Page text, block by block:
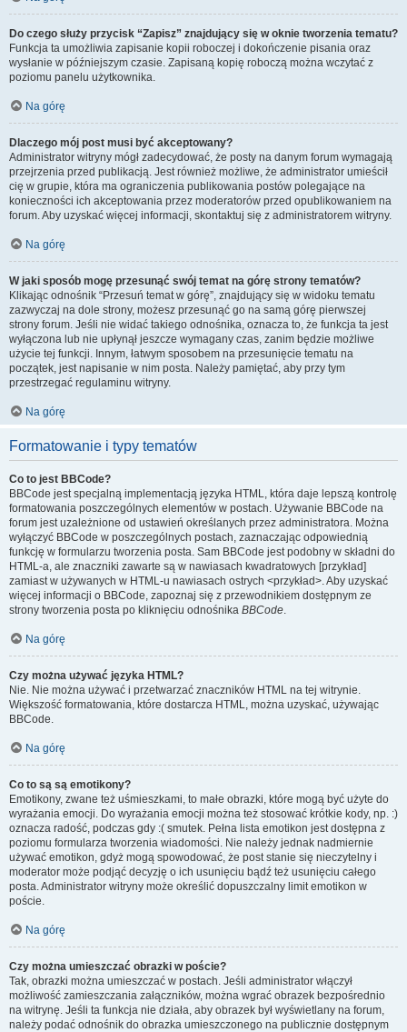
Do czego służy przycisk “Zapisz” znajdujący się w oknie tworzenia tematu?
Funkcja ta umożliwia zapisanie kopii roboczej i dokończenie pisania oraz
wysłanie w późniejszym czasie. Zapisaną kopię roboczą można wczytać z
poziomu panelu użytkownika.
Na górę
Dlaczego mój post musi być akceptowany?
Administrator witryny mógł zadecydować, że posty na danym forum wymagają
przejrzenia przed publikacją. Jest również możliwe, że administrator umieścił
cię w grupie, która ma ograniczenia publikowania postów polegające na
konieczności ich akceptowania przez moderatorów przed opublikowaniem na
forum. Aby uzyskać więcej informacji, skontaktuj się z administratorem witryny.
Na górę
W jaki sposób mogę przesunąć swój temat na górę strony tematów?
Klikając odnośnik “Przesuń temat w górę”, znajdujący się w widoku tematu
zazwyczaj na dole strony, możesz przesunąć go na samą górę pierwszej
strony forum. Jeśli nie widać takiego odnośnika, oznacza to, że funkcja ta jest
wyłączona lub nie upłynął jeszcze wymagany czas, zanim będzie możliwe
użycie tej funkcji. Innym, łatwym sposobem na przesunięcie tematu na
początek, jest napisanie w nim posta. Należy pamiętać, aby przy tym
przestrzegać regulaminu witryny.
Na górę
Formatowanie i typy tematów
Co to jest BBCode?
BBCode jest specjalną implementacją języka HTML, która daje lepszą kontrolę
formatowania poszczególnych elementów w postach. Używanie BBCode na
forum jest uzależnione od ustawień określanych przez administratora. Można
wyłączyć BBCode w poszczególnych postach, zaznaczając odpowiednią
funkcję w formularzu tworzenia posta. Sam BBCode jest podobny w składni do
HTML-a, ale znaczniki zawarte są w nawiasach kwadratowych [przykład]
zamiast w używanych w HTML-u nawiasach ostrych <przykład>. Aby uzyskać
więcej informacji o BBCode, zapoznaj się z przewodnikiem dostępnym ze
strony tworzenia posta po kliknięciu odnośnika BBCode.
Na górę
Czy można używać języka HTML?
Nie. Nie można używać i przetwarzać znaczników HTML na tej witrynie.
Większość formatowania, które dostarcza HTML, można uzyskać, używając
BBCode.
Na górę
Co to są są emotikony?
Emotikony, zwane też uśmieszkami, to małe obrazki, które mogą być użyte do
wyrażania emocji. Do wyrażania emocji można też stosować krótkie kody, np. :)
oznacza radość, podczas gdy :( smutek. Pełna lista emotikon jest dostępna z
poziomu formularza tworzenia wiadomości. Nie należy jednak nadmiernie
używać emotikon, gdyż mogą spowodować, że post stanie się nieczytelny i
moderator może podjąć decyzję o ich usunięciu bądź też usunięciu całego
posta. Administrator witryny może określić dopuszczalny limit emotikon w
poście.
Na górę
Czy można umieszczać obrazki w poście?
Tak, obrazki można umieszczać w postach. Jeśli administrator włączył
możliwość zamieszczania załączników, można wgrać obrazek bezpośrednio
na witrynę. Jeśli ta funkcja nie działa, aby obrazek był wyświetlany na forum,
należy podać odnośnik do obrazka umieszczonego na publicznie dostępnym